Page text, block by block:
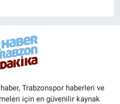
Trabzonspor haberleri ve
için en güvenilir kaynak